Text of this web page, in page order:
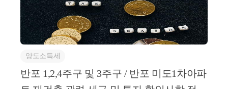
취득세 및 증여세 총 부담금액 : 약 11.8억 ( 절세효과
11억원 )
여기서 공유물 분할 절차를 통하여 자녀가 각각 1채
를 가져가도록 설계할 수 있습니다.
여기서 추가로 저가매매나 교환 거래 등을 활용하여
은 예시 상황에 대입하여조합원 입주권을 양도할 때
계산구조가 어떻게 되는지설명드리는 시간을 가져보
도록 하겠습니다 .예시 상황관련법령 . 소득세법 제89
조 , 94조, 95조 및 동법 시행령 제 100조, 154조, 166조
등아래 상황은 가정치이며 , 실제 본인의 상황과는 다
를 수 있습니다. 노량진 1구역종전 부동산 : 단독주택 (
취득 이후 계속 거주 )1세대1주택자종전 주택 취득가
양도소득세
반포 1,2,4주구 및 3주구 / 반포 미도1차아파